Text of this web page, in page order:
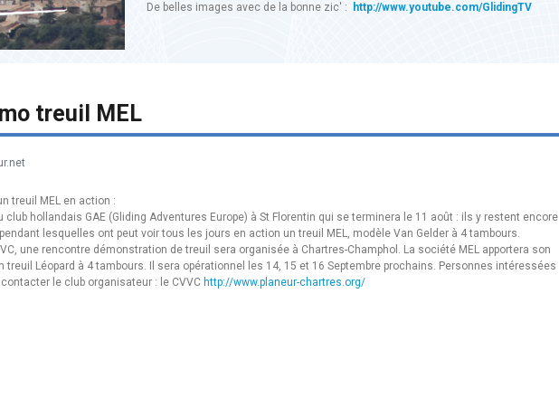
De belles images avec de la bonne zic' : http://www.youtube.com/GlidingTV
treuil MEL
treuil MEL en action :
club hollandais GAE (Gliding Adventures Europe) à St Florentin qui se terminera le 11 août : ils y restent encore
lesquelles ont peut voir tous les jours en action un treuil MEL, modèle Van Gelder à 4 tambours.
une rencontre démonstration de treuil sera organisée à Chartres-Champhol. La société MEL apportera son
treuil Léopard à 4 tambours. Il sera opérationnel les 14, 15 et 16 Septembre prochains. Personnes intéressées
le club organisateur : le CVVC http://www.planeur-chartres.org/
Treuil ESW 2b